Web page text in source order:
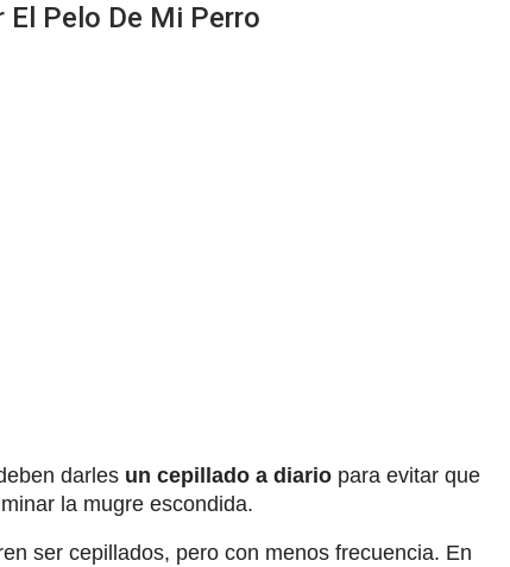
El Pelo De Mi Perro
darles un cepillado a diario para evitar que
la mugre escondida.
ser cepillados, pero con menos frecuencia. En